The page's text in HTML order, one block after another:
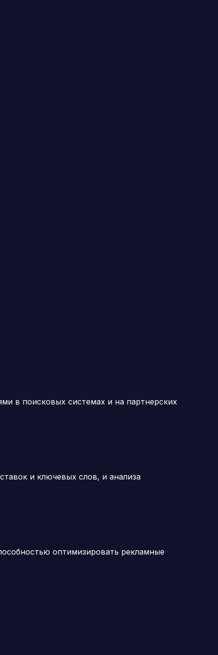
в поисковых системах и на партнерских
и ключевых слов, и анализа
оптимизировать рекламные